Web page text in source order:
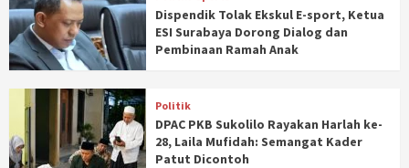
Dispendik Tolak Ekskul E-sport, Ketua
ESI Surabaya Dorong Dialog dan
Pembinaan Ramah Anak
Politik
DPAC PKB Sukolilo Rayakan Harlah ke-
28, Laila Mufidah: Semangat Kader
Patut Dicontoh